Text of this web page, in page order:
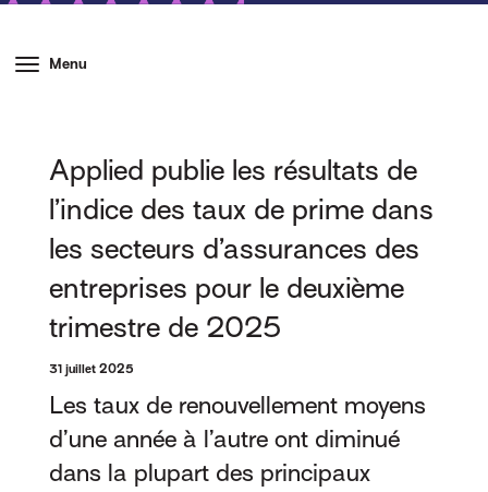
Menu
Applied publie les résultats de
l’indice des taux de prime dans
les secteurs d’assurances des
entreprises pour le deuxième
trimestre de 2025
31 juillet 2025
Les taux de renouvellement moyens
d’une année à l’autre ont diminué
dans la plupart des principaux